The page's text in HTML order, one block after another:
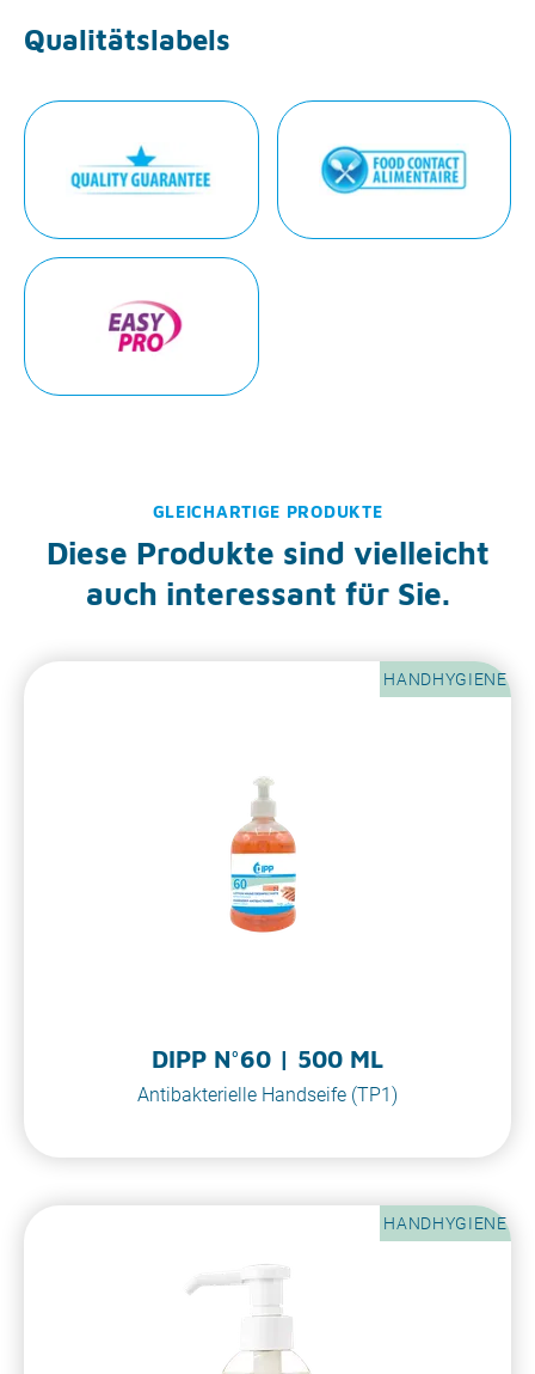
Qualitätslabels
GLEICHARTIGE PRODUKTE
Diese Produkte sind vielleicht
auch interessant für Sie.
HANDHYGIENE
DIPP N°60 | 500 ML
Antibakterielle Handseife (TP1)
HANDHYGIENE